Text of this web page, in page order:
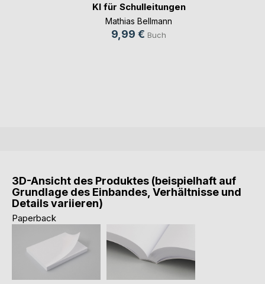
KI für Schulleitungen
Mathias Bellmann
9,99 € Buch
3D-Ansicht des Produktes (beispielhaft auf
Grundlage des Einbandes, Verhältnisse und
Details variieren)
Paperback